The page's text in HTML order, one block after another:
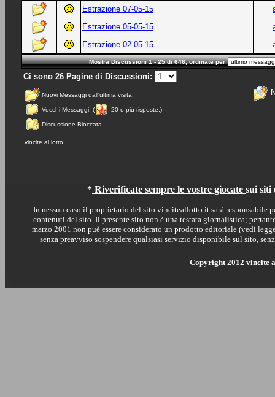
Estrazione 07-05-15
Estrazione 05-05-15
Estrazione 02-05-15
Mostra Discussioni 1 - 25 di 646, ordinate per
Ci sono 26 Pagine di Discussioni:
Nuovi Messaggi dall'ultima visita.
Vecchi Messaggi. ( 20 o più risposte.)
Discussione Bloccata.
vincite al lotto
* Riverificate sempre le vostre giocate sui siti
In nessun caso il proprietario del sito vinciteallotto.it sarà
contenuti del sito. Il presente sito non è una testata giornalistica;
marzo 2001 non puè essere considerato un prodotto editoriale (vedi
senza preavviso sospendere qualsiasi servizio disponibile sul sito,
Copyright 2012 vincite